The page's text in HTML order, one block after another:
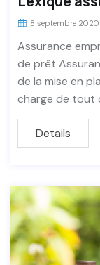
8 septembre 2020
Assurance
de prêt
de la mise en
charge de tout
Details